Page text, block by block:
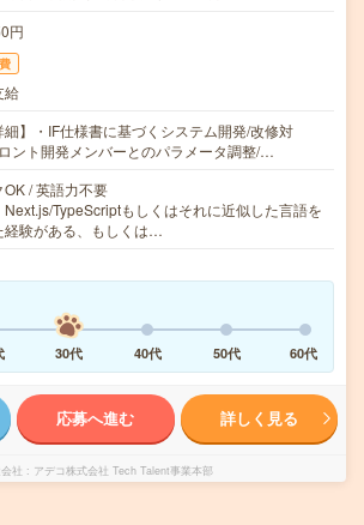
円
給
細】・IF仕様書に基づくシステム開発/改修対
ント開発メンバーとのパラメータ調整/…
OK / 英語力不要
Next.js/TypeScriptもしくはそれに近似した言語を
経験がある、もしくは…
30代 40代 50代 60代
応募へ進む 詳しく見る
社 アデコ株式会社 Tech Talent事業本部